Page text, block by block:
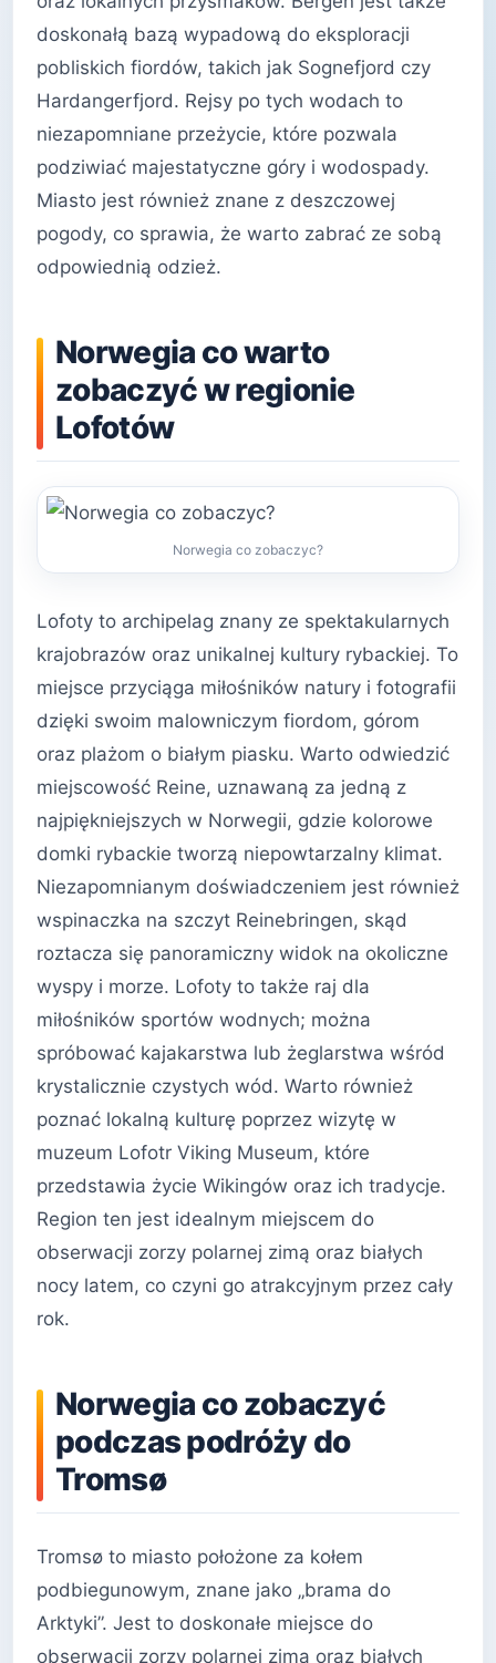
doskonałą bazą wypadową do eksploracji
pobliskich fiordów, takich jak Sognefjord czy
Hardangerfjord. Rejsy po tych wodach to
niezapomniane przeżycie, które pozwala
podziwiać majestatyczne góry i wodospady.
Miasto jest również znane z deszczowej
pogody, co sprawia, że warto zabrać ze sobą
odpowiednią odzież.
Norwegia co warto
zobaczyć w regionie
Lofotów
Norwegia co zobaczyc?
Lofoty to archipelag znany ze spektakularnych
krajobrazów oraz unikalnej kultury rybackiej. To
miejsce przyciąga miłośników natury i fotografii
dzięki swoim malowniczym fiordom, górom
oraz plażom o białym piasku. Warto odwiedzić
miejscowość Reine, uznawaną za jedną z
najpiękniejszych w Norwegii, gdzie kolorowe
domki rybackie tworzą niepowtarzalny klimat.
Niezapomnianym doświadczeniem jest również
wspinaczka na szczyt Reinebringen, skąd
roztacza się panoramiczny widok na okoliczne
wyspy i morze. Lofoty to także raj dla
miłośników sportów wodnych; można
spróbować kajakarstwa lub żeglarstwa wśród
krystalicznie czystych wód. Warto również
poznać lokalną kulturę poprzez wizytę w
muzeum Lofotr Viking Museum, które
przedstawia życie Wikingów oraz ich tradycje.
Region ten jest idealnym miejscem do
obserwacji zorzy polarnej zimą oraz białych
nocy latem, co czyni go atrakcyjnym przez cały
rok.
Norwegia co zobaczyć
podczas podróży do
Tromsø
Tromsø to miasto położone za kołem
podbiegunowym, znane jako „brama do
Arktyki”. Jest to doskonałe miejsce do
obserwacji zorzy polarnej zimą oraz białych